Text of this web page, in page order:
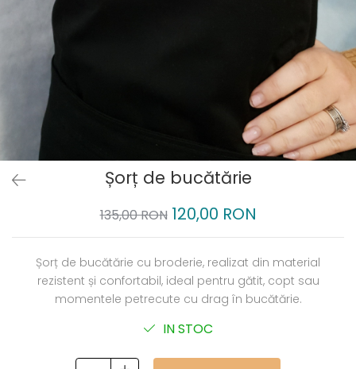
Șorț de bucătărie
135,00 RON 120,00 RON
Șorț de bucătărie cu broderie, realizat din material
rezistent și confortabil, ideal pentru gătit, copt sau
momentele petrecute cu drag în bucătărie.
IN STOC